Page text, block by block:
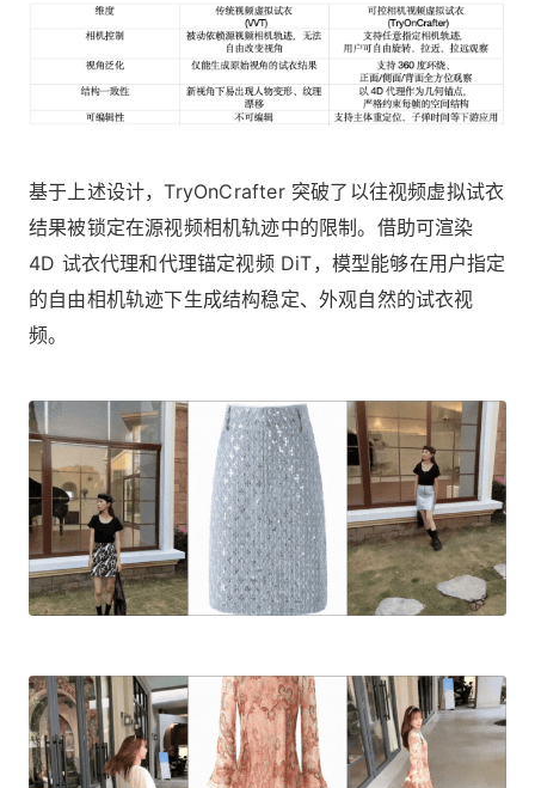
基于上述设计，TryOnCrafter 突破了以往视频虚拟试衣
结果被锁定在源视频相机轨迹中的限制。借助可渲染
4D 试衣代理和代理锚定视频 DiT，模型能够在用户指定
的自由相机轨迹下生成结构稳定、外观自然的试衣视
频。